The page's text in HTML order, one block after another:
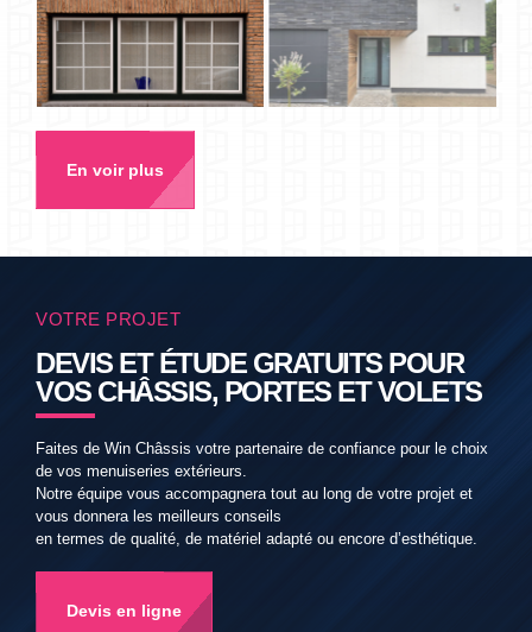
En voir plus
VOTRE PROJET
DEVIS ET ÉTUDE GRATUITS POUR
VOS CHÂSSIS, PORTES ET VOLETS
Faites de Win Châssis votre partenaire de confiance pour le choix
de vos menuiseries extérieurs.
Notre équipe vous accompagnera tout au long de votre projet et
vous donnera les meilleurs conseils
en termes de qualité, de matériel adapté ou encore d’esthétique.
Devis en ligne